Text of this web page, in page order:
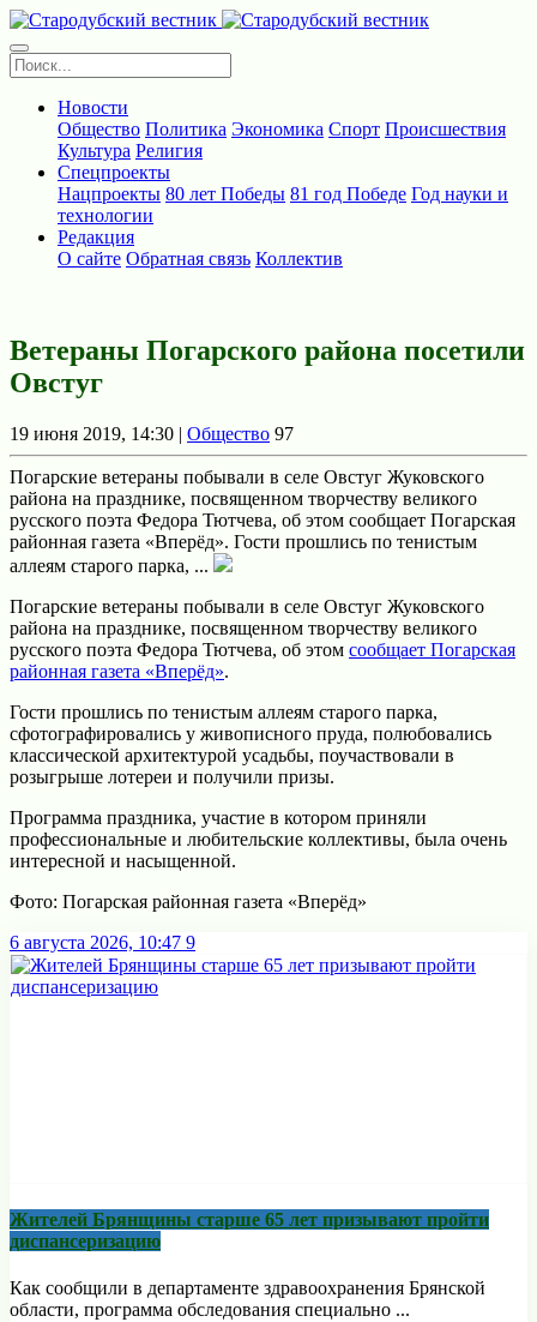
Новости
Общество Политика Экономика Спорт Происшествия
Культура Религия
Спецпроекты
Нацпроекты 80 лет Победы 81 год Победе Год науки и
технологии
Редакция
О сайте Обратная связь Коллектив
Ветераны Погарского района посетили
Овстуг
19 июня 2019, 14:30 | Общество 97
Погарские ветераны побывали в селе Овстуг Жуковского
района на празднике, посвященном творчеству великого
русского поэта Федора Тютчева, об этом сообщает Погарская
районная газета «Вперёд». Гости прошлись по тенистым
аллеям старого парка, ...
Погарские ветераны побывали в селе Овстуг Жуковского
района на празднике, посвященном творчеству великого
русского поэта Федора Тютчева, об этом сообщает Погарская
районная газета «Вперёд».
Гости прошлись по тенистым аллеям старого парка,
сфотографировались у живописного пруда, полюбовались
классической архитектурой усадьбы, поучаствовали в
розыгрыше лотереи и получили призы.
Программа праздника, участие в котором приняли
профессиональные и любительские коллективы, была очень
интересной и насыщенной.
Фото: Погарская районная газета «Вперёд»
6 августа 2026, 10:47 9
Жителей Брянщины старше 65 лет призывают пройти
диспансеризацию
Как сообщили в департаменте здравоохранения Брянской
области, программа обследования специально ...